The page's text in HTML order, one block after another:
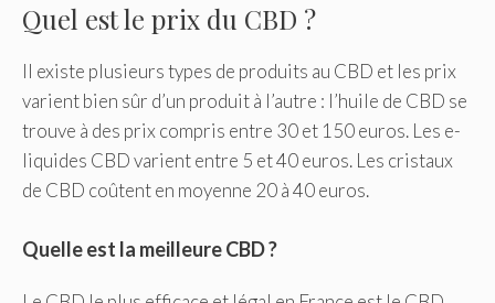
Quel est le prix du CBD ?
Il existe plusieurs types de produits au CBD et les prix
varient bien sûr d’un produit à l’autre : l’huile de CBD se
trouve à des prix compris entre 30 et 150 euros. Les e-
liquides CBD varient entre 5 et 40 euros. Les cristaux
de CBD coûtent en moyenne 20 à 40 euros.
Quelle est la meilleure CBD ?